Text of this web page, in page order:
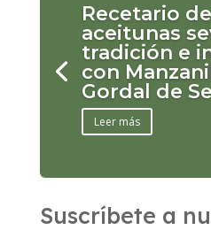
Recetario de
aceitunas
tradición e
con
Gordal de
Leer más
Suscríbete a